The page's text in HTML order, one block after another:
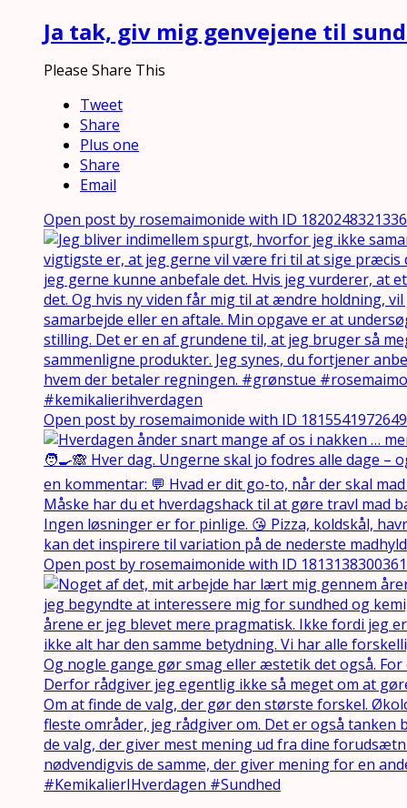
Ja tak, giv mig genvejene til
Please Share This
Tweet
Share
Plus one
Share
Email
Open post by rosemaimonide with ID
Open post by rosemaimonide with ID
Open post by rosemaimonide with ID